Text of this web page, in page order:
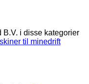
B.V. i disse kategorier
til minedrift